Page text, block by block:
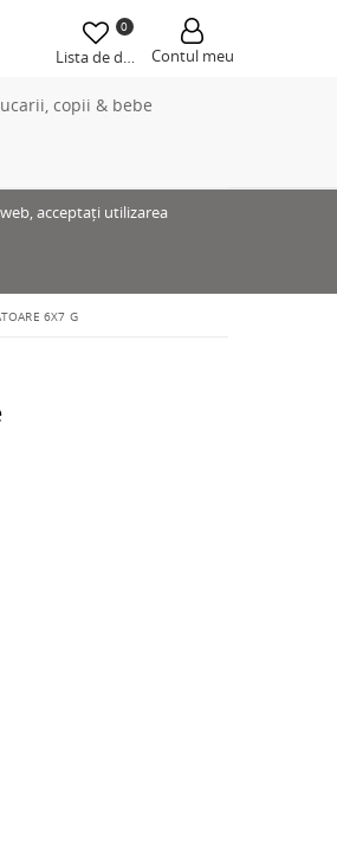
0
Lista de dorințeContul meu
copii & bebe
acceptați utilizarea
6X7 G